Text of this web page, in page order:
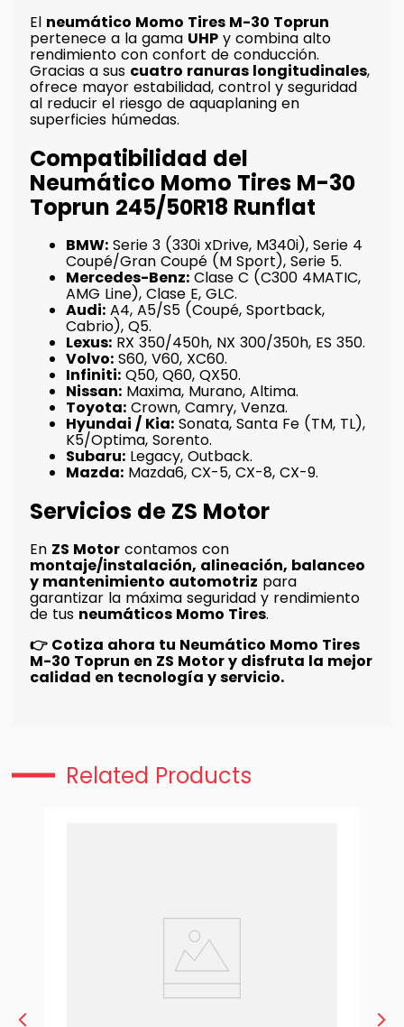
El neumático Momo Tires M-30 Toprun
pertenece a la gama UHP y combina alto
rendimiento con confort de conducción.
Gracias a sus cuatro ranuras longitudinales,
ofrece mayor estabilidad, control y seguridad
al reducir el riesgo de aquaplaning en
superficies húmedas.
Compatibilidad del
Neumático Momo Tires M-30
Toprun 245/50R18 Runflat
BMW: Serie 3 (330i xDrive, M340i), Serie 4
Coupé/Gran Coupé (M Sport), Serie 5.
Mercedes-Benz: Clase C (C300 4MATIC,
AMG Line), Clase E, GLC.
Audi: A4, A5/S5 (Coupé, Sportback,
Cabrio), Q5.
Lexus: RX 350/450h, NX 300/350h, ES 350.
Volvo: S60, V60, XC60.
Infiniti: Q50, Q60, QX50.
Nissan: Maxima, Murano, Altima.
Toyota: Crown, Camry, Venza.
Hyundai / Kia: Sonata, Santa Fe (TM, TL),
K5/Optima, Sorento.
Subaru: Legacy, Outback.
Mazda: Mazda6, CX-5, CX-8, CX-9.
Servicios de ZS Motor
En ZS Motor contamos con
montaje/instalación, alineación, balanceo
y mantenimiento automotriz para
garantizar la máxima seguridad y rendimiento
de tus neumáticos Momo Tires.
👉 Cotiza ahora tu Neumático Momo Tires
M-30 Toprun en ZS Motor y disfruta la mejor
calidad en tecnología y servicio.
Related Products